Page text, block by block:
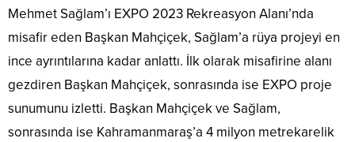
Mehmet Sağlam’ı EXPO 2023 Rekreasyon Alanı’nda
misafir eden Başkan Mahçiçek, Sağlam’a rüya projeyi en
ince ayrıntılarına kadar anlattı. İlk olarak misafirine alanı
gezdiren Başkan Mahçiçek, sonrasında ise EXPO proje
sunumunu izletti. Başkan Mahçiçek ve Sağlam,
sonrasında ise Kahramanmaraş’a 4 milyon metrekarelik